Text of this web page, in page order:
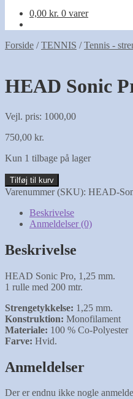
0,00 kr. 0 varer
Forside /TENNIS /Tennis -
HEAD Sonic
Vejl. pris: 1000,00
750,00 kr.
Kun 1 tilbage på lager
HEAD
Sonic
1,25
Hvid
Tilføj til kurv
Varenummer (SKU): HEAD-
Beskrivelse
Anmeldelser (0)
Beskrivelse
HEAD Sonic Pro, 1,25 mm.
1 rulle med 200 mtr.
Strengetykkelse: 1,25 mm.
Konstruktion: Monofilament
Materiale: 100 % Co-Polyester
Farve: Hvid.
Anmeldelser
Der er endnu ikke nogle